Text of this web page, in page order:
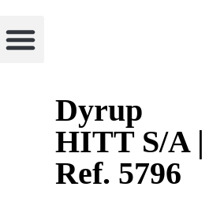
Dyrup
HITT S/A |
Ref. 5796